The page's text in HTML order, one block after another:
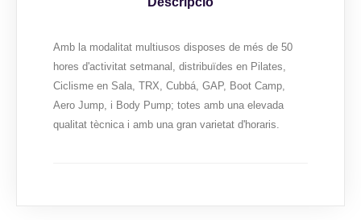
Amb la modalitat multiusos disposes de més de 50
hores d'activitat setmanal, distribuïdes en Pilates,
Ciclisme en Sala, TRX, Cubbá, GAP, Boot Camp,
Aero Jump, i Body Pump; totes amb una elevada
qualitat tècnica i amb una gran varietat d'horaris.